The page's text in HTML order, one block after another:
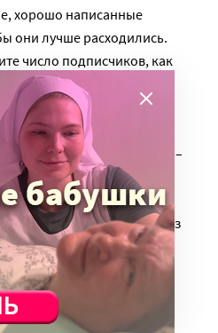
хорошо написанные
они лучше расходились.
число подписчиков, как
и закроете сбор.
в «Фейсбуке*» 70 тыс.
пример Татьяна Зверева. –
одного поста) можно
охвата – это
просьбу о помощи, из
ссылке, чтобы сделать